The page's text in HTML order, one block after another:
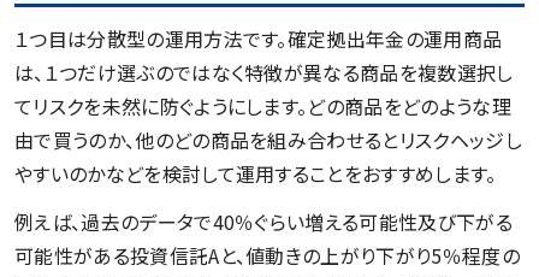
１つ目は分散型の運用方法です。確定拠出年金の運用商品
は、１つだけ選ぶのではなく特徴が異なる商品を複数選択し
てリスクを未然に防ぐようにします。どの商品をどのような理
由で買うのか、他のどの商品を組み合わせるとリスクヘッジし
やすいのかなどを検討して運用することをおすすめします。
例えば、過去のデータで40％ぐらい増える可能性及び下がる
可能性がある投資信託Aと、値動きの上がり下がり5％程度の